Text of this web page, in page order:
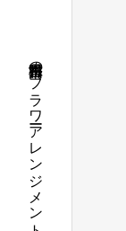
香川県高松市のフラワーアレンジメント教室